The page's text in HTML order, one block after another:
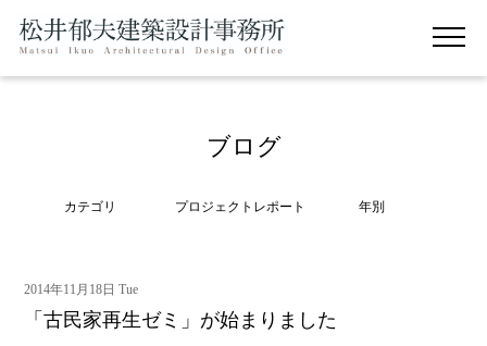
ブログ
カテゴリ プロジェクトレポート 年別
2014年11月18日 Tue
「古民家再生ゼミ」が始まりました